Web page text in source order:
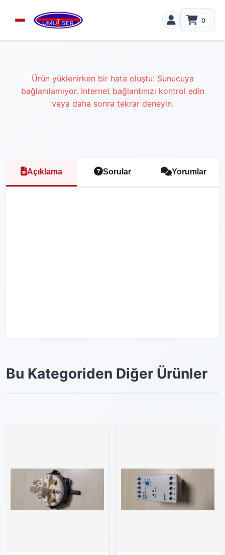
0
Ürün yüklenirken bir hata oluştu: Sunucuya
bağlanılamıyor. İnternet bağlantınızı kontrol edin
veya daha sonra tekrar deneyin.
Açıklama Sorular Yorumlar
Bu Kategoriden Diğer Ürünler